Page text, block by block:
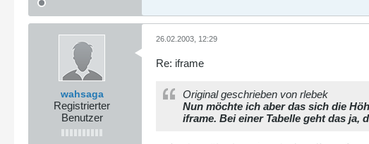
wahsaga
Registrierter
Benutzer
26.02.2003, 12:29
Re: iframe
Original geschrieben von rlebek
Nun möchte ich aber das sich die
iframe. Bei einer Tabelle geht das ja,